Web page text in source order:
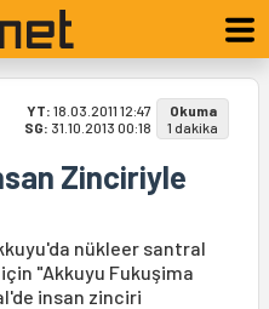
YT: 18.03.2011 12:47
SG: 31.10.2013 00:18
Okuma
1 dakika
Zinciriyle
nükleer santral
"Akkuyu Fukuşima
insan zinciri